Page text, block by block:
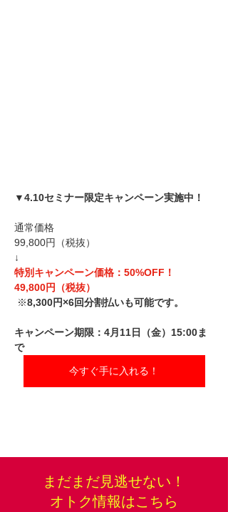
▼4.10セミナー限定キャンペーン実施中！
通常価格
99,800円（税抜）
↓
特別キャンペーン価格：50%OFF！
49,800円（税抜）
※8,300円×6回分割払いも可能です。
キャンペーン期限：4月11日（金）15:00ま
で
今すぐ手に入れる！
まだまだ見逃せない！
オトク情報はこちら